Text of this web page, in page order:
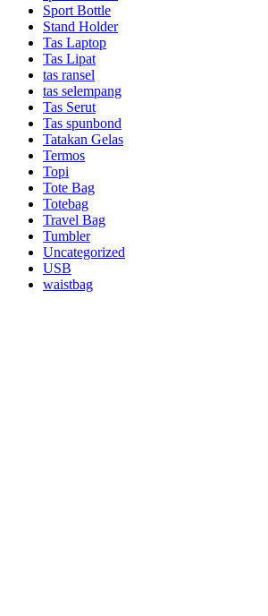
Sport Bottle
Stand Holder
Tas Laptop
Tas Lipat
tas ransel
tas selempang
Tas Serut
Tas spunbond
Tatakan Gelas
Termos
Topi
Tote Bag
Totebag
Travel Bag
Tumbler
Uncategorized
USB
waistbag